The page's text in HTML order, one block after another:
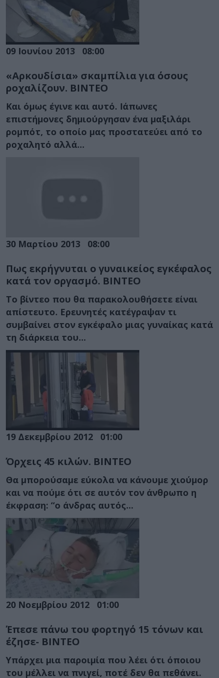
09 Ιουνίου 2013 08:00
«Αρκουδίσια» σκαμπίλια για όσους
ροχαλίζουν. ΒΙΝΤΕΟ
Και όμως έγινε και αυτό. Ιάπωνες
επιστήμονες δημιούργησαν ένα μαξιλάρι
ρομπότ, το οποίο μας προστατεύει από το
ροχαλητό αλλά...
30 Μαρτίου 2013 08:00
Πως εκρήγνυται ο γυναικείος εγκέφαλος
κατά τον οργασμό. ΒΙΝΤΕΟ
Το βίντεο που θα παρακολουθήσετε είναι
απίστευτο. Ερευνητές κατέγραψαν τι
συμβαίνει στον εγκέφαλο μιας γυναίκας κατά
τη διάρκεια του...
19 Δεκεμβρίου 2012 01:00
Όρχεις 45 κιλών. ΒΙΝΤΕΟ
Θα μπορούσαμε εύκολα να κάνουμε χιούμορ
και να πούμε ότι σε αυτόν τον άνθρωπο η
έκφραση: “ο άνδρας αυτός...
20 Νοεμβρίου 2012 01:00
Έπεσε πάνω του φορτηγό 15 τόνων και
έζησε- ΒΙΝΤΕΟ
Υπάρχει μια παροιμία που λέει ότι όποιου
του μέλλει να πνιγεί, ποτέ δεν θα πεθάνει.